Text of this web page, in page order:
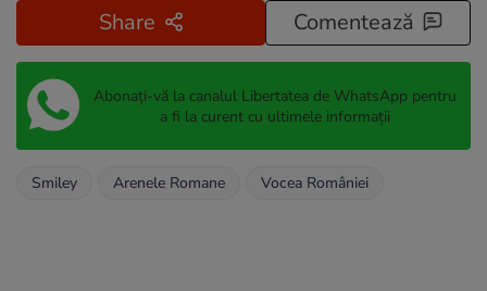
Share Comentează
Abonați-vă la canalul Libertatea de WhatsApp pentru
a fi la curent cu ultimele informații
Smiley Arenele Romane Vocea României